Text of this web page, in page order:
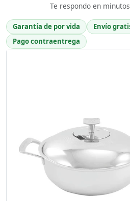
Te respondo en
Garantía de por vida
Envío
Pago contraentrega